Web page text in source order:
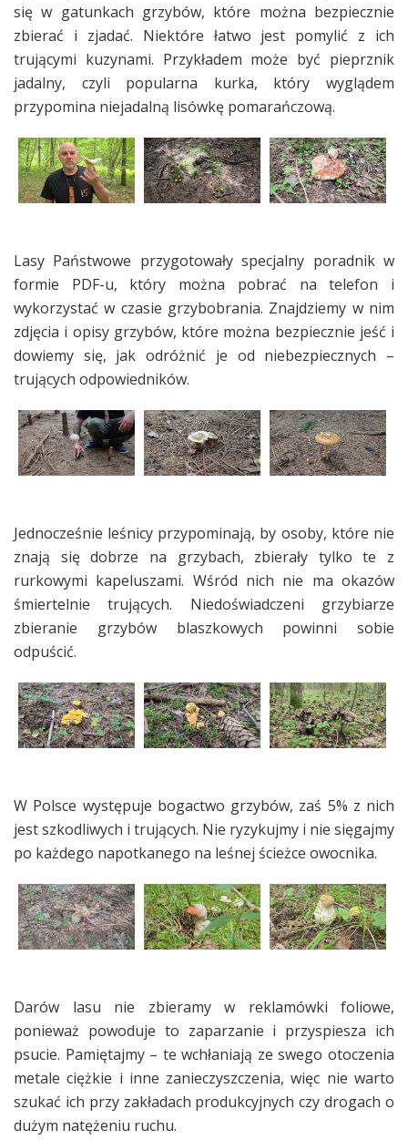
się w gatunkach grzybów, które można bezpiecznie
zbierać i zjadać. Niektóre łatwo jest pomylić z ich
trującymi kuzynami. Przykładem może być pieprznik
jadalny, czyli popularna kurka, który wyglądem
przypomina niejadalną lisówkę pomarańczową.
Lasy Państwowe przygotowały specjalny poradnik w
formie PDF-u, który można pobrać na telefon i
wykorzystać w czasie grzybobrania. Znajdziemy w nim
zdjęcia i opisy grzybów, które można bezpiecznie jeść i
dowiemy się, jak odróżnić je od niebezpiecznych –
trujących odpowiedników.
Jednocześnie leśnicy przypominają, by osoby, które nie
znają się dobrze na grzybach, zbierały tylko te z
rurkowymi kapeluszami. Wśród nich nie ma okazów
śmiertelnie trujących. Niedoświadczeni grzybiarze
zbieranie grzybów blaszkowych powinni sobie
odpuścić.
W Polsce występuje bogactwo grzybów, zaś 5% z nich
jest szkodliwych i trujących. Nie ryzykujmy i nie sięgajmy
po każdego napotkanego na leśnej ścieżce owocnika.
Darów lasu nie zbieramy w reklamówki foliowe,
ponieważ powoduje to zaparzanie i przyspiesza ich
psucie. Pamiętajmy – te wchłaniają ze swego otoczenia
metale ciężkie i inne zanieczyszczenia, więc nie warto
szukać ich przy zakładach produkcyjnych czy drogach o
dużym natężeniu ruchu.